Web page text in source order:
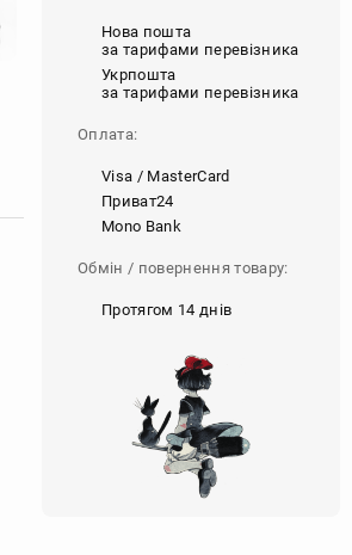
Нова пошта
за тарифами перевізника
Укрпошта
за тарифами перевізника
Оплата:
Visa / MasterCard
Приват24
Mono Bank
Обмін / повернення товару:
Протягом 14 днів